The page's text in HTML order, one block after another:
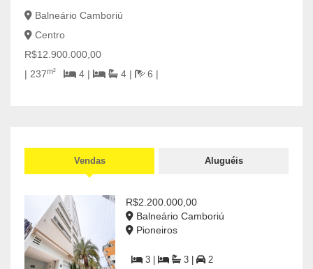
Balneário Camboriú
Centro
R$12.900.000,00
| 237m² 4 | 4 | 6 |
Vendas Aluguéis
R$2.200.000,00
Balneário Camboriú
Pioneiros
3 | 3 | 2